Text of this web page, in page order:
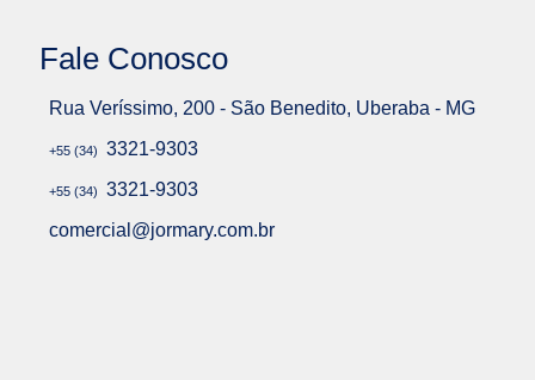
Fale Conosco
Rua Veríssimo, 200 - São Benedito, Uberaba - MG
+55 (34) 3321-9303
+55 (34)
3321-9303
comercial@jormary.com.br